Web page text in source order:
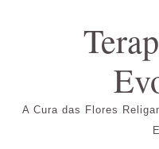
A Cura das Flores